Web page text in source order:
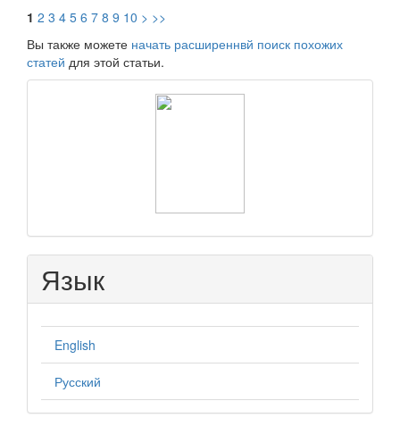
1 2 3 4 5 6 7 8 9 10 > >>
Вы также можете начать расширеннвй поиск похожих
статей для этой статьи.
Язык
English
Русский